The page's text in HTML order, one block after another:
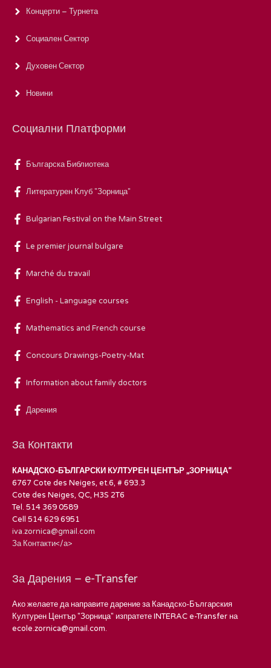
Концерти – Турнета
Социален Сектор
Духовен Сектор
Новини
Социални Платформи
Българска Библиотека
Литературен Клуб "Зорница"
Bulgarian Festival on the Main Street
Le premier journal bulgare
Marché du travail
English - Language courses
Mathematics and French course
Concours Drawings-Poetry-Mat
Information about family doctors
Дарения
За Контакти
КАНАДСКО-БЪЛГАРСКИ КУЛТУРЕН ЦЕНТЪР „ЗОРНИЦА“
6767 Cote des Neiges, et.6, # 693.3
Cote des Neiges, QC, H3S 2T6
Tel. 514 369 0589
Cell 514 629 6951
iva.zornica@gmail.com
За Контакти</а>
За Дарения – e-Transfer
Ако желаете да направите дарение за Канадско-Българския
Културен Център "Зорница" изпратете INTERAC e-Transfer на
ecole.zornica@gmail.com.